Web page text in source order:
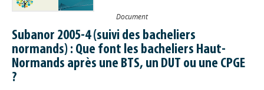
Document
Subanor 2005-4 (suivi des bacheliers
normands) : Que font les bacheliers Haut-
Normands après une BTS, un DUT ou une CPGE
?